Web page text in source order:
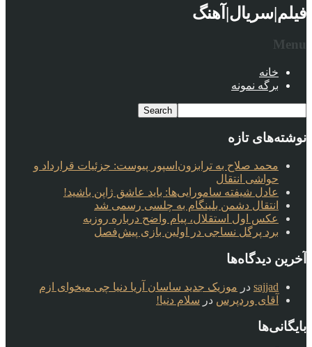
فیلم|سریال|آهنگ
Menu
خانه
برگه نمونه
نوشته‌های تازه
محمد صلاح به ترابزون‌اسپور پیوست: جزئیات قرارداد و
حواشی انتقال
عادل شیفته سامورایی‌ها: باید عاشق ژاپن باشید!
انتقال دشمن بلینگام به چلسی رسمی شد
عکس اول استقلال، پیام واضح درباره روزبه
برد پرگل نساجی در اولین بازی پیش‌فصل
آخرین دیدگاه‌ها
sajjad در موزیک جدید ساسان آریا دنیا چی میخوای ازم
آقای وردپرس در سلام دنیا!
بایگانی‌ها